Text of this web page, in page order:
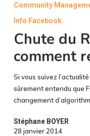
Reach
Facebook,
comment
réagir
?
Community
Info Facebook
Chute du
comment
Si vous suivez
sûrement entendu que
changement
Stéphane BOYER
28 janvier 2014